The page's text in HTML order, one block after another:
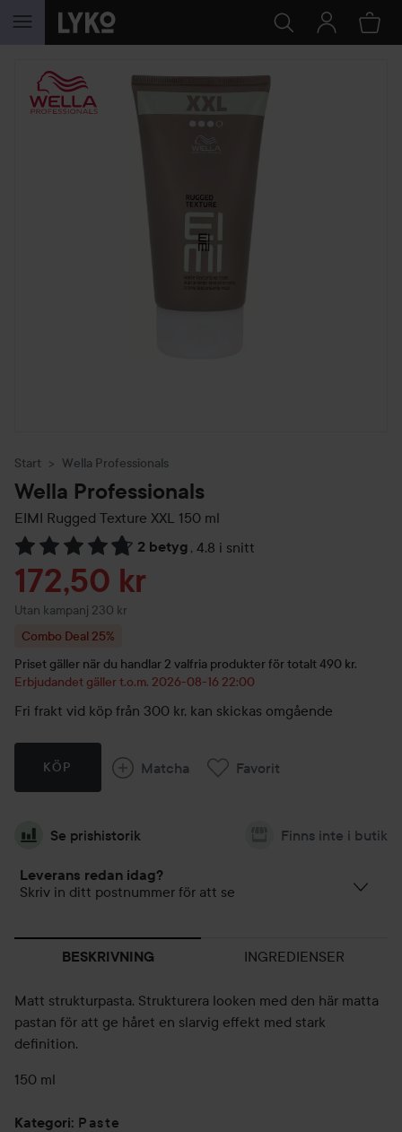
HOPPA TILL INNEHÅLLET
Start Wella Professionals
Wella Professionals
EIMI Rugged Texture XXL 150 ml
2 betyg , 4.8 i snitt
Hoppa till Betyg & kommentarer
Reapris
172,50 kr
Utan kampanj 230 kr
Combo Deal 25%
Priset gäller när du handlar 2 valfria produkter för totalt 490 kr.
Erbjudandet gäller t.o.m. 2026-08-16 22:00
Fri frakt vid köp från 300 kr, kan skickas omgående
KÖP Matcha Favorit
Se prishistorik Finns inte i butik
Leverans redan idag?
Skriv in ditt postnummer för att se
BESKRIVNING INGREDIENSER
Matt strukturpasta. Strukturera looken med den här matta
pastan för att ge håret en slarvig effekt med stark
definition.
150 ml
Kategori: Paste